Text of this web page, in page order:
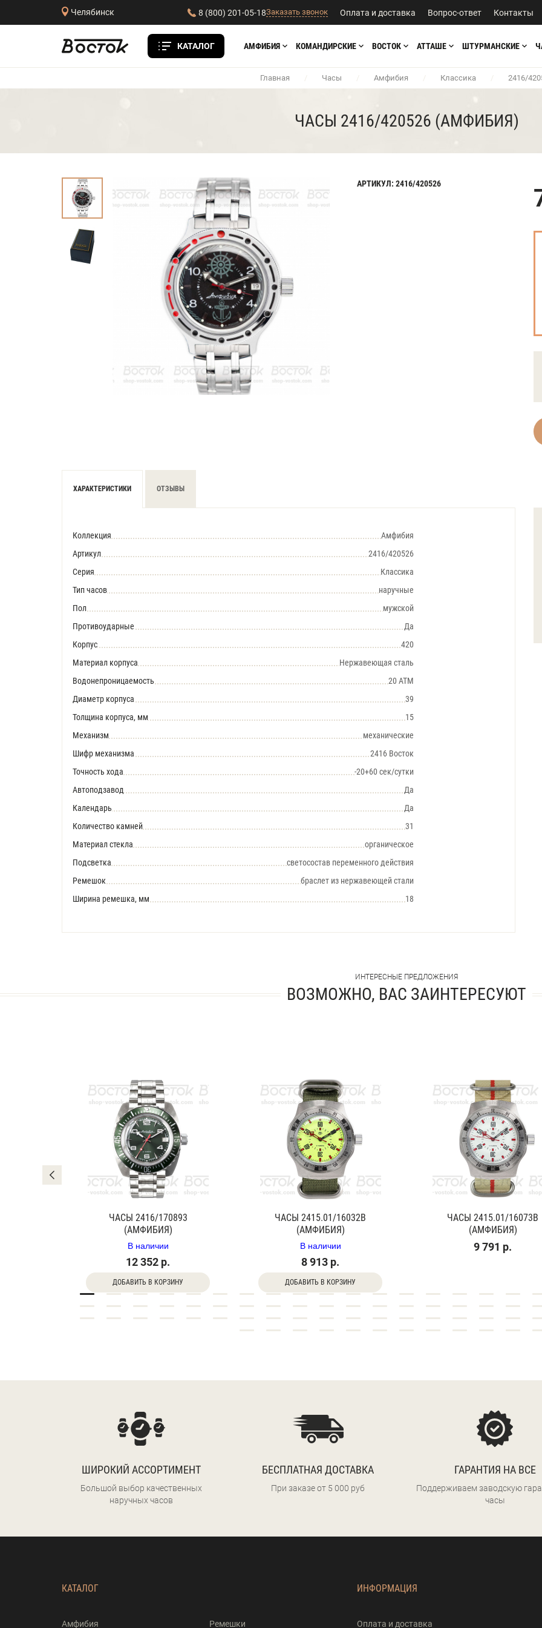
Челябинск 8 (800) 201-05-18Заказать звонок Оплата и доставка Вопрос-ответ Контакты
КАТАЛОГ АМФИБИЯ КОМАНДИРСКИЕ ВОСТОК АТТАШЕ ШТУРМАНСКИЕ
Главная / Часы / Амфибия / Классика / 2416/
ЧАСЫ 2416/420526 (АМФИБИЯ)
АРТИКУЛ: 2416/420526
ХАРАКТЕРИСТИКИ ОТЗЫВЫ
Коллекция
Амфибия
Артикул
2416/420526
Серия
Классика
Тип часов
наручные
Пол
мужской
Противоударные
Да
Корпус
420
Материал корпуса
Нержавеющая сталь
Водонепроницаемость
20 АТМ
Диаметр корпуса
39
Толщина корпуса, мм
15
Механизм
механические
Шифр механизма
2416 Восток
Точность хода
-20+60 сек/сутки
Автоподзавод
Да
Календарь
Да
Количество камней
31
Материал стекла
органическое
Подсветка
светосостав переменного действия
Ремешок
браслет из нержавеющей стали
Ширина ремешка, мм
18
ИНТЕРЕСНЫЕ ПРЕДЛОЖЕНИЯ
ВОЗМОЖНО, ВАС ЗАИНТЕРЕСУЮТ
ЧАСЫ 2416/170893
(АМФИБИЯ)
В наличии
12 352 р.
ДОБАВИТЬ В КОРЗИНУ
ЧАСЫ 2415.01/16032В
(АМФИБИЯ)
В наличии
8 913 р.
ДОБАВИТЬ В КОРЗИНУ
ЧАСЫ 2415.01/16073В
(АМФИБИЯ)
9 791 р.
ШИРОКИЙ АССОРТИМЕНТ
Большой выбор качественных
наручных часов
БЕСПЛАТНАЯ ДОСТАВКА
При заказе от 5 000 руб
ГАРАНТИЯ НА ВСЕ
Поддерживаем заводскую
часы
КАТАЛОГ
Амфибия Ремешки
ИНФОРМАЦИЯ
Оплата и доставка